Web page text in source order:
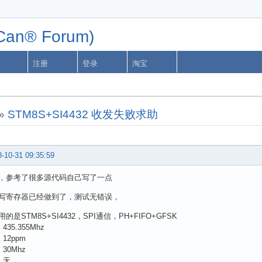
Forum)
注册 登录 淘宝
STM8S+SI4432 收发失败求助
10-31 09:35:59
参考了很多源代码自己写了一点
寄存器已经做到了，测试无错误，
的是STM8S+SI4432，SPI通信，PH+FIFO+GFSK
435.355Mhz
12ppm
30Mhz